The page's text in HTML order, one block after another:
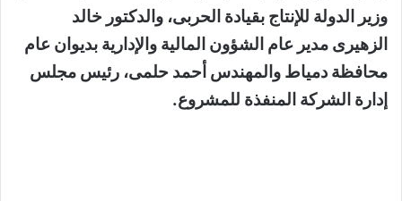
وزير الدولة للإنتاج بقيادة الحربى، والدكتور خالد
الزهيرى مدير عام الشؤون المالية والإدارية بديوان عام
محافظة دمياط والمهندس أحمد حلمى، رئيس مجلس
إدارة الشركة المنفذة للمشروع.